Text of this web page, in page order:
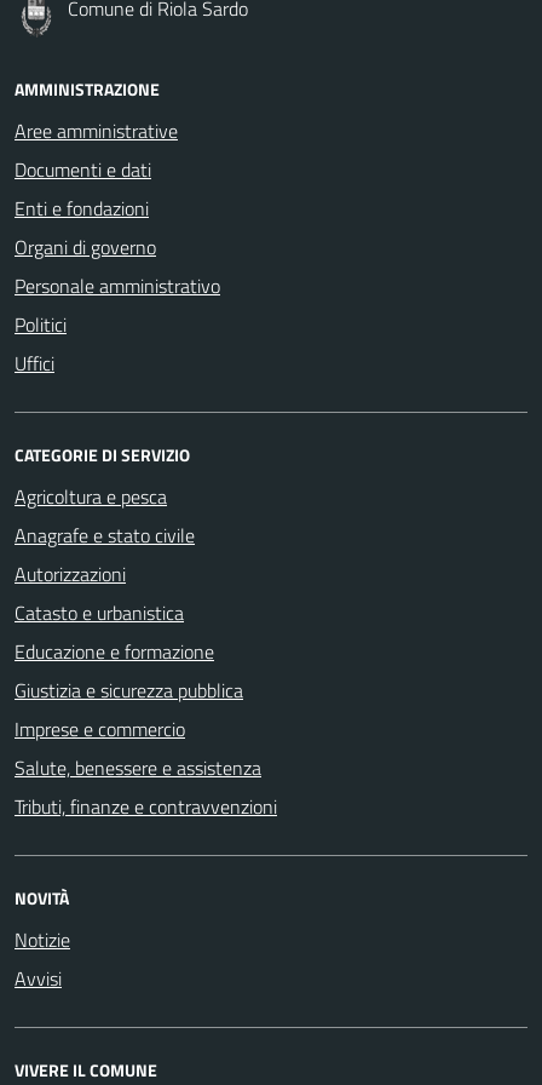
Comune di Riola Sardo
AMMINISTRAZIONE
Aree amministrative
Documenti e dati
Enti e fondazioni
Organi di governo
Personale amministrativo
Politici
Uffici
CATEGORIE DI SERVIZIO
Agricoltura e pesca
Anagrafe e stato civile
Autorizzazioni
Catasto e urbanistica
Educazione e formazione
Giustizia e sicurezza pubblica
Imprese e commercio
Salute, benessere e assistenza
Tributi, finanze e contravvenzioni
NOVITÀ
Notizie
Avvisi
VIVERE IL COMUNE